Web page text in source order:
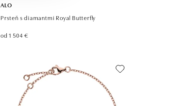
ALO
Prsteň s diamantmi Royal Butterfly
od 1 504 €